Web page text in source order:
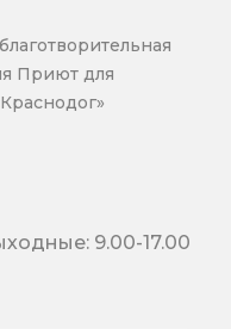
Приют для
9.00-17.00